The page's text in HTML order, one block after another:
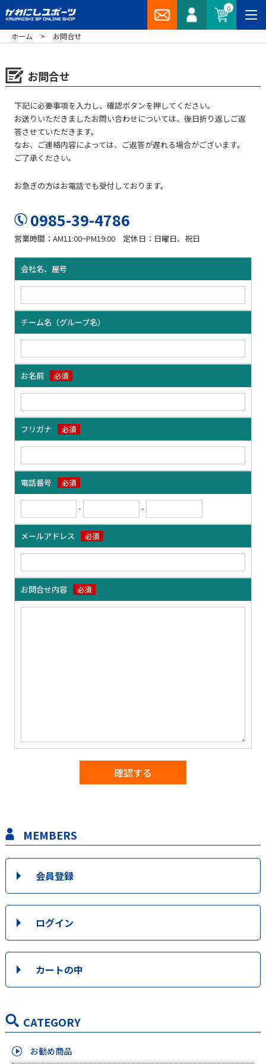
0
ホーム > お問合せ
MEMBERS
会員登録
ログイン
カートの中
CATEGORY
お勧め商品
お問合せ
下記に必要事項を入力し、確認ボタンを押してください。
お送りいただきましたお問い合わせについては、後日折り返しご返
答させていただきます。
なお、ご連絡内容によっては、ご返答が遅れる場合がございます。
ご了承ください。
お急ぎの方はお電話でも受付しております。
0985-39-4786
営業時間：AM11:00~PM19:00 定休日：日曜日、祝日
会社名、屋号
チーム名（グループ名）
お名前 必須
フリガナ 必須
電話番号 必須
- -
メールアドレス 必須
お問合せ内容 必須